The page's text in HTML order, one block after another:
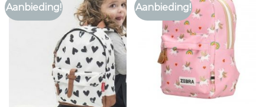
Aanbieding! Aanbieding!